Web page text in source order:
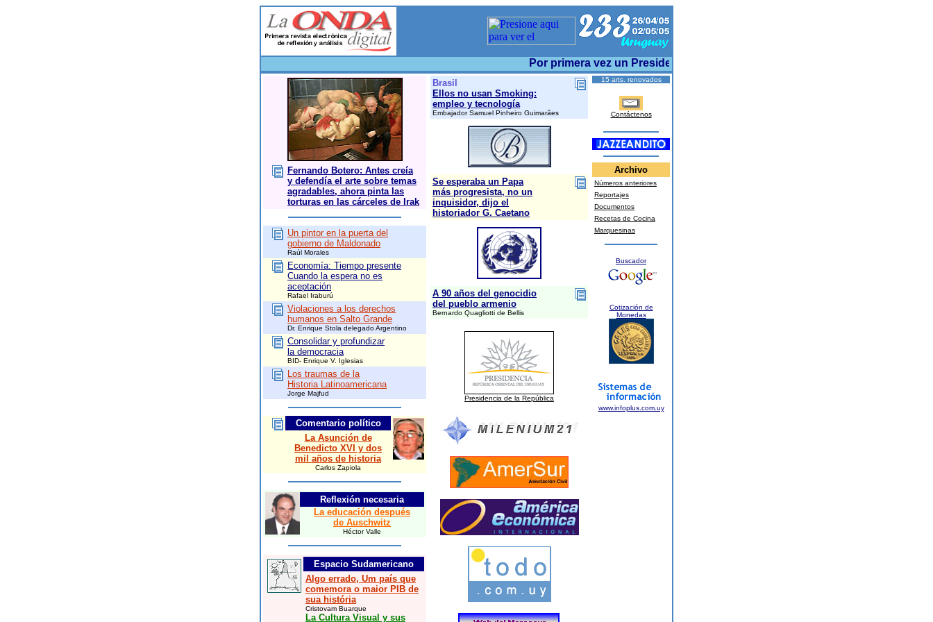
Por primera vez un Presidente uruguayo va al acto del 1º de mayo y el PIT-
Fernando Botero: Antes creía
y defendía el arte sobre temas
agradables, ahora pinta las
torturas en las cárceles de Irak
Un pintor en la puerta del
gobierno de Maldonado
Raúl Morales
Economía: Tiempo presente
Cuando la espera no es
aceptación
Rafael Iraburú
Violaciones a los derechos
humanos en Salto Grande
Dr. Enrique Stola delegado Argentino
Consolidar y profundizar
la democracia
BID- Enrique V. Iglesias
Los traumas de la
Historia Latinoamericana
Jorge Majfud
Comentario político
La Asunción de
Benedicto XVI y dos
mil años de historia
Carlos Zapiola
Reflexión necesaria
La educación después
de Auschwitz
Héctor Valle
Espacio Sudamericano
Algo errado, Um país que
comemora o maior PIB de
sua história
Cristovam Buarque
La Cultura Visual y sus
Brasil
Ellos no usan Smoking:
empleo y tecnología
Embajador Samuel Pinheiro Guimarães
Se esperaba un Papa
más progresista, no un
inquisidor, dijo el
historiador G. Caetano
A 90 años del genocidio
del pueblo armenio
Bernardo Quagliotti de Bellis
Presidencia de la República
15 arts. renovados
Contáctenos
Archivo
Números anteriores
Reportajes
Documentos
Recetas de Cocina
Marquesinas
Buscador
Cotización de
Monedas
www.infoplus.com.uy